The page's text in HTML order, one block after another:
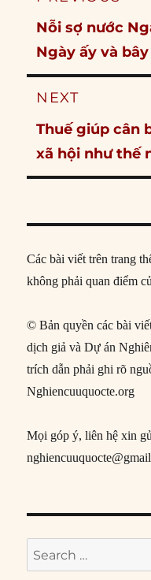
Previous
post:
Nỗi sợ nước
Ngày ấy và
NEXT
Next
post:
Thuế giúp cân
xã hội như thế
Các bài viết trên trang
không phải quan điểm
© Bản quyền các bài
dịch giả và Dự án
trích dẫn phải ghi rõ
Nghiencuuquocte.org
Mọi góp ý, liên hệ xin
Search
for: